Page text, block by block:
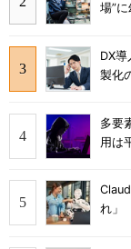
場”
DX
製化
多要
用は
れ」